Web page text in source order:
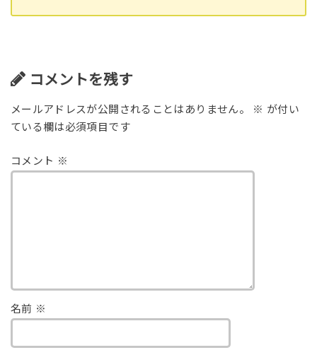
コメントを残す
メールアドレスが公開されることはありません。 ※ が付い
ている欄は必須項目です
コメント ※
名前 ※